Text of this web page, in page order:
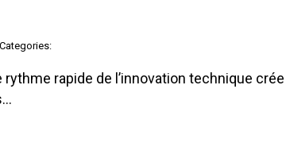
Categories:
rapide de l’innovation technique